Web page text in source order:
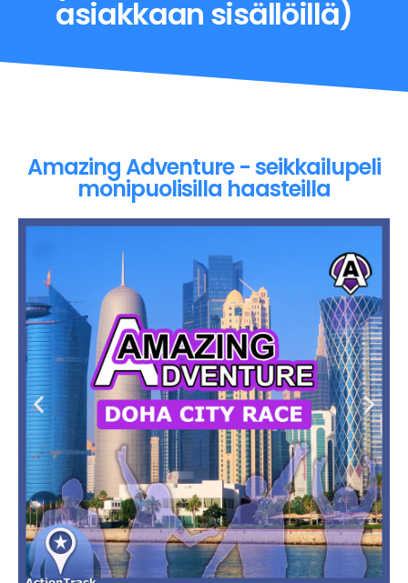
asiakkaan sisällöillä)
Amazing Adventure - seikkailupeli
monipuolisilla haasteilla